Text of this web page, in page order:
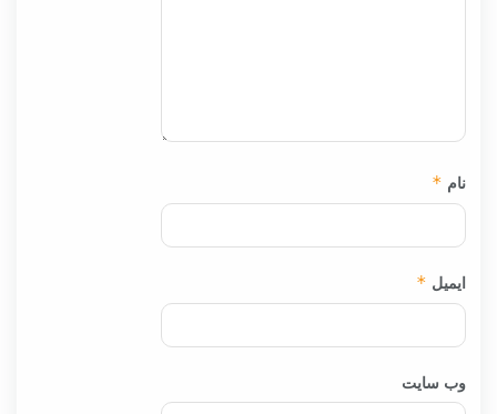
نام *
ایمیل *
وب‌ سایت